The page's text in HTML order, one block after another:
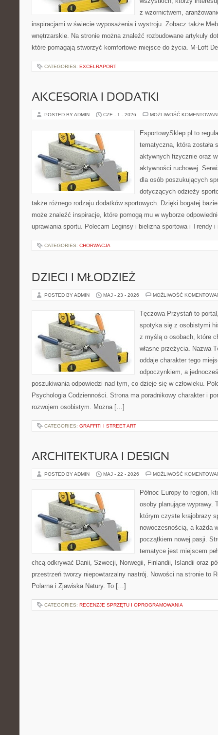
z wzornictwem,
inspiracjami w świecie wyposażenia i wystroju. Zobacz także
wnętrzarskie. Na stronie można znaleźć rozbudowane artykuły
które pomagają stworzyć komfortowe miejsce do życia. M-Loft
CATEGORIES: EXCELRAPORT
AKCESORIA I DODATKI
POSTED BY ADMIN CZE - 1 - 2026 MOŻLIWOŚĆ
EsportowySklep.pl to
tematyczna, która została
aktywnych fizycznie oraz
aktywności ruchowej.
dla osób poszukujących
dotyczących odzieży
także różnego rodzaju dodatków sportowych. Dzięki bogatej
może znaleźć inspiracje, które pomogą mu w wyborze
uprawiania sportu. Polecam Leginsy i bielizna sportowa i Trendy
CATEGORIES: CHORWACJA
DZIECI I MŁODZIEŻ
POSTED BY ADMIN MAJ - 23 - 2026 MOŻLIWOŚĆ
Tęczowa Przystań to
spotyka się z osobistymi
z myślą o osobach, które
własne przeżycia. Nazwa
oddaje charakter tego
odpoczynkiem, a
poszukiwania odpowiedzi nad tym, co dzieje się w człowieku.
Psychologia Codzienności. Strona ma poradnikowy charakter i
rozwojem osobistym. Można […]
CATEGORIES: GRAFFITI I STREET ART
ARCHITEKTURA I DESIGN
POSTED BY ADMIN MAJ - 22 - 2026 MOŻLIWOŚĆ
Północ Europy to region,
osoby planujące wyprawy.
którym czyste krajobrazy
nowoczesnością, a każda
początkiem nowej pasji.
tematyce jest miejscem
chcą odkrywać Danii, Szwecji, Norwegii, Finlandii, Islandii oraz
przestrzeń tworzy niepowtarzalny nastrój. Nowości na stronie to
Polarna i Zjawiska Natury. To […]
CATEGORIES: RECENZJE SPRZĘTU I OPROGRAMOWANIA